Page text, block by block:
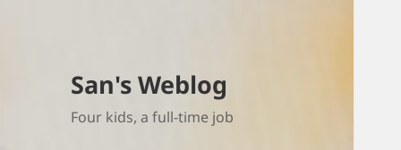
San's Weblog
Four kids, a full-time job